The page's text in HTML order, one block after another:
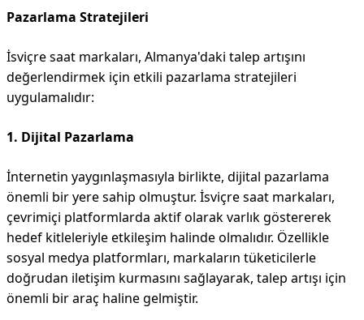
Pazarlama Stratejileri
İsviçre saat markaları, Almanya'daki talep artışını
değerlendirmek için etkili pazarlama stratejileri
uygulamalıdır:
1. Dijital Pazarlama
İnternetin yaygınlaşmasıyla birlikte, dijital pazarlama
önemli bir yere sahip olmuştur. İsviçre saat markaları,
çevrimiçi platformlarda aktif olarak varlık göstererek
hedef kitleleriyle etkileşim halinde olmalıdır. Özellikle
sosyal medya platformları, markaların tüketicilerle
doğrudan iletişim kurmasını sağlayarak, talep artışı için
önemli bir araç haline gelmiştir.